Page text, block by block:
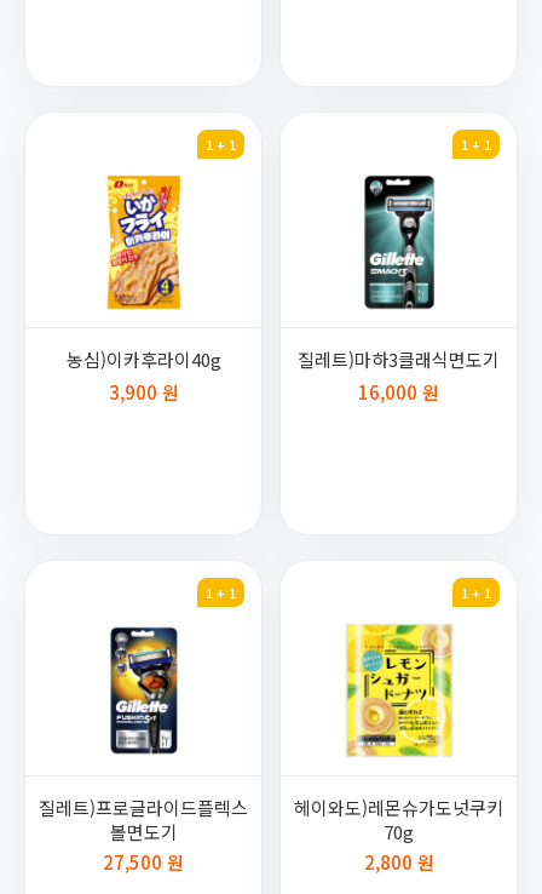
1 + 1
농심)이카후라이40g
3,900 원
1 + 1
질레트)마하3클래식면도기
16,000 원
1 + 1
질레트)프로글라이드플렉스
볼면도기
27,500 원
1 + 1
헤이와도)레몬슈가도넛쿠키
70g
2,800 원